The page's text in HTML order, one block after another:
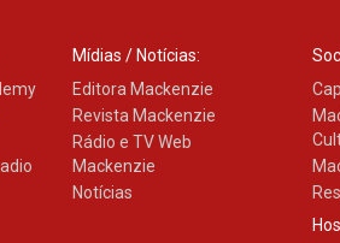
Mídias / Notícias:
Editora Mackenzie
Revista Mackenzie
Rádio e TV Web
Mackenzie
Notícias